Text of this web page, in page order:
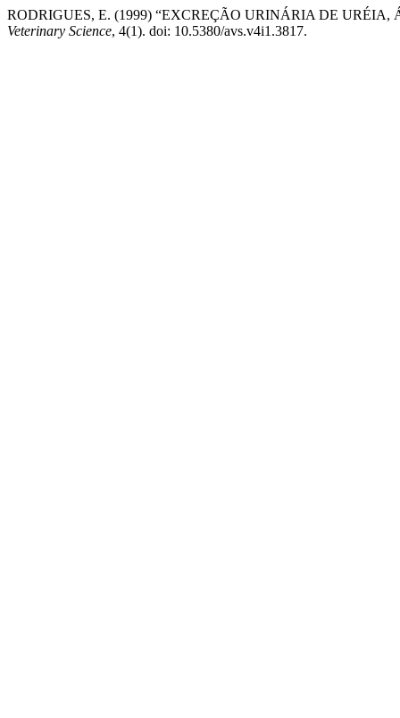
RODRIGUES, E. (1999) “EXCREÇÃO URINÁRIA DE
Veterinary Science, 4(1). doi: 10.5380/avs.v4i1.3817.